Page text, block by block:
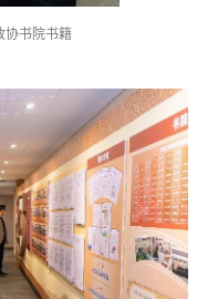
协书院书籍